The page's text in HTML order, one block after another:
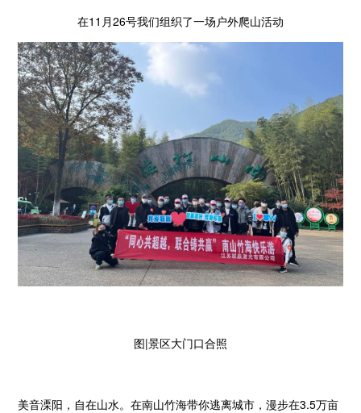
在11月26号我们组织了一场户外爬山活动
图|景区大门口合照
美音溧阳，自在山水。在南山竹海带你逃离城市，漫步在3.5万亩